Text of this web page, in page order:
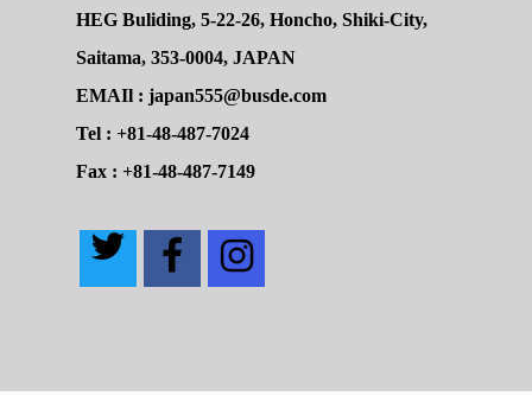
HEG Buliding, 5-22-26, Honcho, Shiki-City,
Saitama, 353-0004, JAPAN
EMAIl : japan555@busde.com
Tel : +81-48-487-7024
Fax : +81-48-487-7149